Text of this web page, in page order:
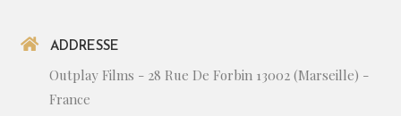
ADDRESSE
Outplay Films - 28 Rue De Forbin 13002 (Marseille) -
France